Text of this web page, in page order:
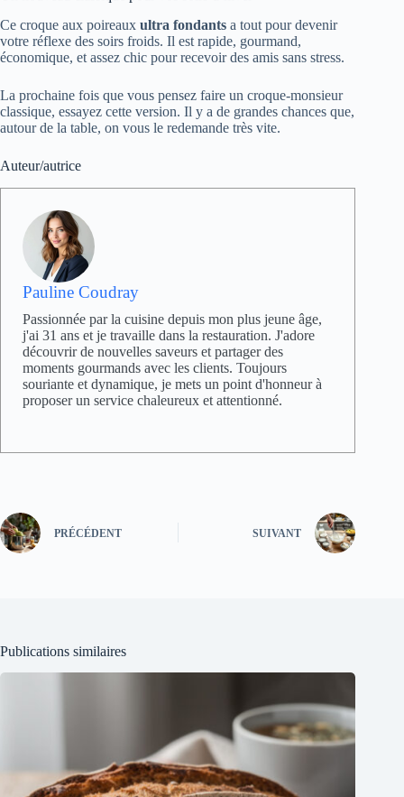
Ce croque aux poireaux ultra fondants a tout pour devenir
votre réflexe des soirs froids. Il est rapide, gourmand,
économique, et assez chic pour recevoir des amis sans stress.
La prochaine fois que vous pensez faire un croque-monsieur
classique, essayez cette version. Il y a de grandes chances que,
autour de la table, on vous le redemande très vite.
Auteur/autrice
Pauline Coudray
Passionnée par la cuisine depuis mon plus jeune âge,
j'ai 31 ans et je travaille dans la restauration. J'adore
découvrir de nouvelles saveurs et partager des
moments gourmands avec les clients. Toujours
souriante et dynamique, je mets un point d'honneur à
proposer un service chaleureux et attentionné.
PRÉCÉDENT SUIVANT
Publications similaires